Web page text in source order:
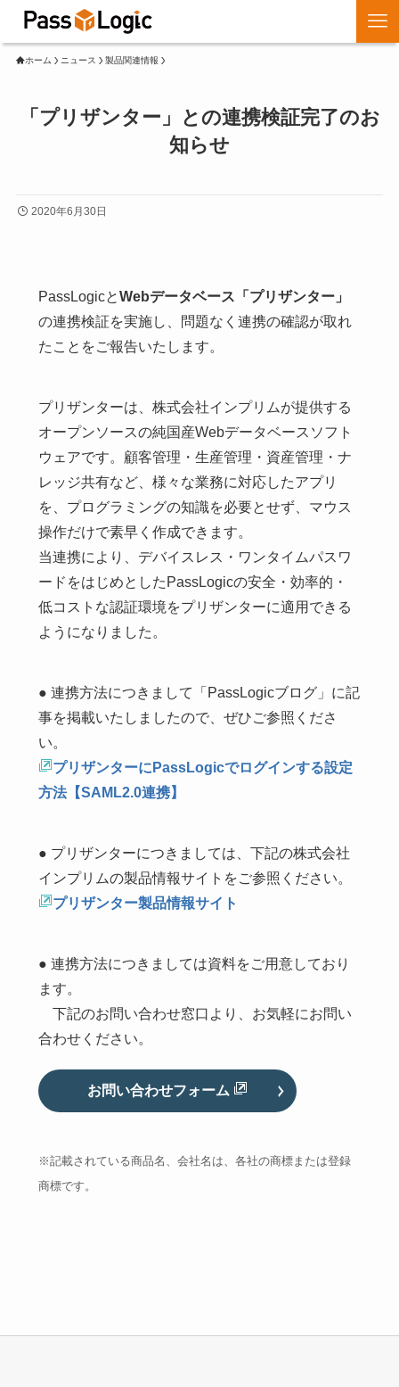
ホーム ニュース 製品関連情報
「プリザンター」との連携検証完了のお
知らせ
2020年6月30日
PassLogicとWebデータベース「プリザンター」
の連携検証を実施し、問題なく連携の確認が取れ
たことをご報告いたします。
プリザンターは、株式会社インプリムが提供する
オープンソースの純国産Webデータベースソフト
ウェアです。顧客管理・生産管理・資産管理・ナ
レッジ共有など、様々な業務に対応したアプリ
を、プログラミングの知識を必要とせず、マウス
操作だけで素早く作成できます。
当連携により、デバイスレス・ワンタイムパスワ
ードをはじめとしたPassLogicの安全・効率的・
低コストな認証環境をプリザンターに適用できる
ようになりました。
● 連携方法につきまして「PassLogicブログ」に記
事を掲載いたしましたので、ぜひご参照くださ
い。
プリザンターにPassLogicでログインする設定
方法【SAML2.0連携】
● プリザンターにつきましては、下記の株式会社
インプリムの製品情報サイトをご参照ください。
プリザンター製品情報サイト
● 連携方法につきましては資料をご用意しており
ます。
下記のお問い合わせ窓口より、お気軽にお問い
合わせください。
お問い合わせフォーム
※記載されている商品名、会社名は、各社の商標または登録
商標です。